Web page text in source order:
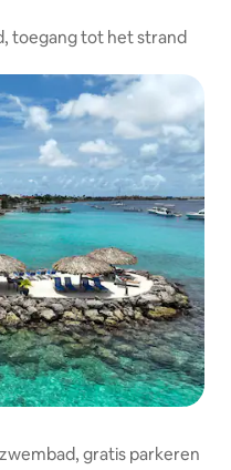
toegang tot het strand
gratis parkeren